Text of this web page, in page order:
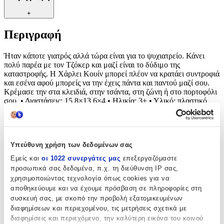
Υπεύθυνη χρήση των δεδομένων σας
Εμείς και οι 1022 συνεργάτες μας επεξεργαζόμαστε
προσωπικά σας δεδομένα, π.χ. τη διεύθυνση IP σας,
χρησιμοποιώντας τεχνολογία όπως cookies για να
αποθηκεύουμε και να έχουμε πρόσβαση σε πληροφορίες στη
συσκευή σας, με σκοπό την προβολή εξατομικευμένων
διαφημίσεων και περιεχομένου, τις μετρήσεις σχετικά με
διαφημίσεις και περιεχόμενο, την καλύτερη εικόνα του κοινού
+
Περιγραφή
Ήταν κάποτε γιατρός αλλά τώρα είναι για το ψυχιατρείο. Κάνει
πολύ παρέα με τον Τζόκερ και μαζί είναι το δύδιμο της
καταστροφής. Η Χάρλει Κουίν μπορεί πλέον να κρατάει συντροφιά
και εσένα αφού μπορείς να την έχεις πάντα και παντού μαζί σου.
Κρέμασε την στα κλειδιά, στην τσάντα, στη ζώνη ή στο πορτοφόλι
σου. • Διαστάσεις: 15,8×13,6×4 • Ηλικία: 3+ • Υλικό: πλαστικό
Χαρακτηριστικά
Θέμα:
Movies and Series
Τύπος:
Μπρελόκ
Κατασκευαστής: